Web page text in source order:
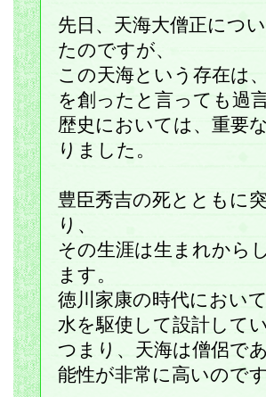
先日、天海大僧正につ
たのですが、
この天海という存在は
を創ったと言っても過
歴史においては、重要
りました。
豊臣秀吉の死とともに
り、
その生涯は生まれから
ます。
徳川家康の時代におい
水を駆使して設計して
つまり、天海は僧侶で
能性が非常に高いので